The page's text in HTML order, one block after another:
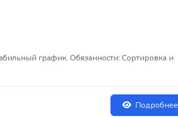
график. Обязанности: Сортировка и
Подробнее